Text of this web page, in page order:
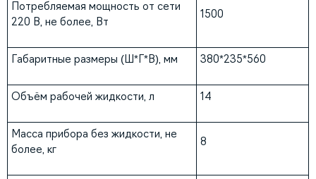
Потребляемая мощность от сети
220 В, не более, Вт
1500
Габаритные размеры (Ш*Г*В), мм 380*235*560
Объём рабочей жидкости, л 14
Масса прибора без жидкости, не
более, кг
8